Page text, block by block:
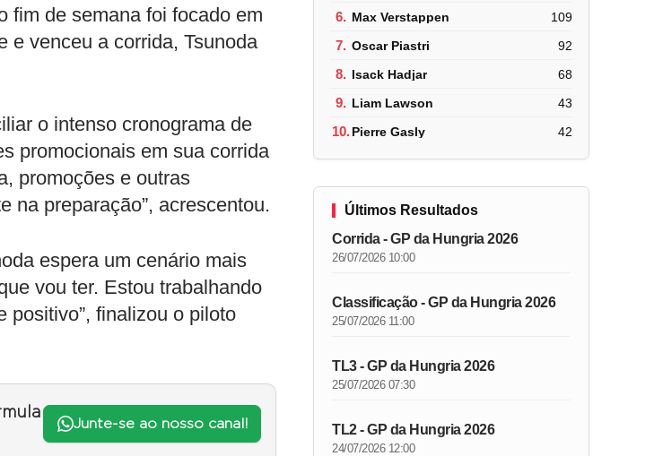
fim de semana foi focado em
e venceu a corrida, Tsunoda
o intenso cronograma de
promocionais em sua corrida
promoções e outras
na preparação”, acrescentou.
espera um cenário mais
vou ter. Estou trabalhando
positivo”, finalizou o piloto
Junte-se ao nosso canal!
6. Max Verstappen 109
7. Oscar Piastri 92
8. Isack Hadjar 68
9. Liam Lawson 43
10.Pierre Gasly 42
Últimos Resultados
Corrida - GP da Hungria 2026
26/07/2026 10:00
Classificação - GP da Hungria 2026
25/07/2026 11:00
TL3 - GP da Hungria 2026
25/07/2026 07:30
TL2 - GP da Hungria 2026
24/07/2026 12:00